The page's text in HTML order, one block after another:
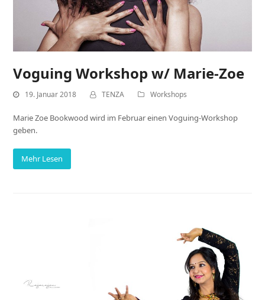
Voguing Workshop w/ Marie-Zoe
19. Januar 2018 TENZA Workshops
Marie Zoe Bookwood wird im Februar einen Voguing-Workshop
geben.
Mehr Lesen